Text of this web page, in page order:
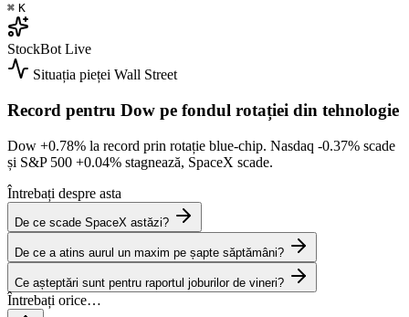
⌘ K
StockBot Live
Situația pieței Wall Street
Record pentru Dow pe fondul rotației din tehnologie
Dow +0.78% la record prin rotație blue-chip. Nasdaq -0.37% scade
și S&P 500 +0.04% stagnează, SpaceX scade.
Întrebați despre asta
De ce scade SpaceX astăzi?
De ce a atins aurul un maxim pe șapte săptămâni?
Ce așteptări sunt pentru raportul joburilor de vineri?